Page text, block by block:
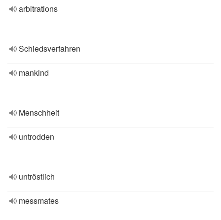
arbitrations
Schiedsverfahren
mankind
Menschheit
untrodden
untröstlich
messmates